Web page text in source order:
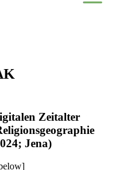
Zeitalter
Jena)